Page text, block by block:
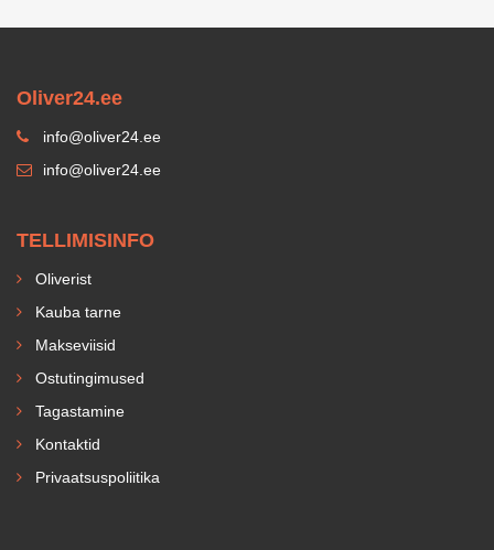
Oliver24.ee
info@oliver24.ee
info@oliver24.ee
TELLIMISINFO
Oliverist
Kauba tarne
Makseviisid
Ostutingimused
Tagastamine
Kontaktid
Privaatsuspoliitika